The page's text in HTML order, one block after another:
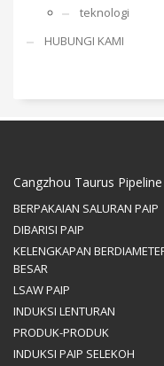
teknologi
HUBUNGI KAMI
Cangzhou Taurus
BERPAKAIAN SALURAN PAIP
DIBARISI PAIP
KELENGKAPAN
BESAR
LSAW PAIP
INDUKSI LENTURAN
PRODUK-PRODUK
INDUKSI PAIP SELEKOH